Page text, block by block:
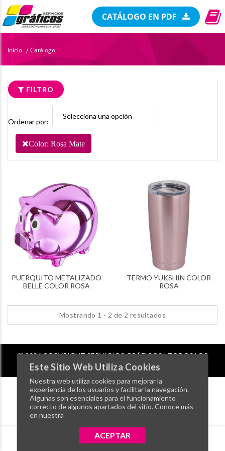
CATÁLOGO EN PDF
Inicio / Catálogo
Este Sitio Web Utiliza Cookies
Nuestra web utiliza cookies para mejorar la
experiencia de los usuarios y facilitar la navegación.
Algunas son esenciales para el funcionamiento
correcto de algunos apartados del sitio. Conoce más
en nuestra
ACEPTAR
FILTRO
Ordenar por:
Color: Rosa Mate
PUERQUITO METALIZADO
BELLE COLOR ROSA
TERMO YUKSHIN COLOR
ROSA
Mostrando 1 - 2 de 2 resultados
2026 COPYRIGHT SERVICIOS GRÁFICOS | TODOS LOS
DERECHOS RESERVADOS